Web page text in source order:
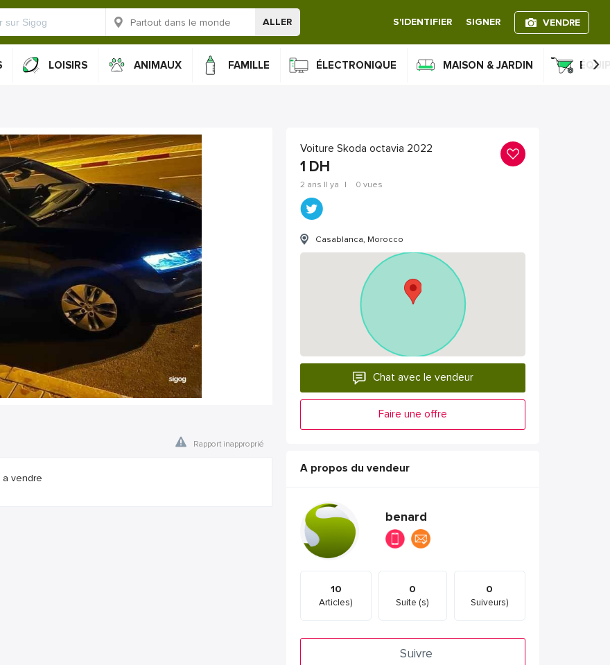
ALLER S'IDENTIFIER SIGNER VENDRE
LOISIRS ANIMAUX FAMILLE ÉLECTRONIQUE MAISON & JARDIN ›
Rapport inapproprié
vendre
Voiture Skoda octavia 2022
1 DH
2 ans Il ya | 0 vues
Casablanca, Morocco
Chat avec le vendeur
Faire une offre
A propos du vendeur
benard
10
Articles)
0
Suite (s)
0
Suiveurs)
Suivre